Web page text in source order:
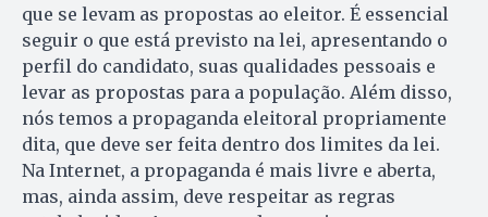
que se levam as propostas ao eleitor. É essencial
seguir o que está previsto na lei, apresentando o
perfil do candidato, suas qualidades pessoais e
levar as propostas para a população. Além disso,
nós temos a propaganda eleitoral propriamente
dita, que deve ser feita dentro dos limites da lei.
Na Internet, a propaganda é mais livre e aberta,
mas, ainda assim, deve respeitar as regras